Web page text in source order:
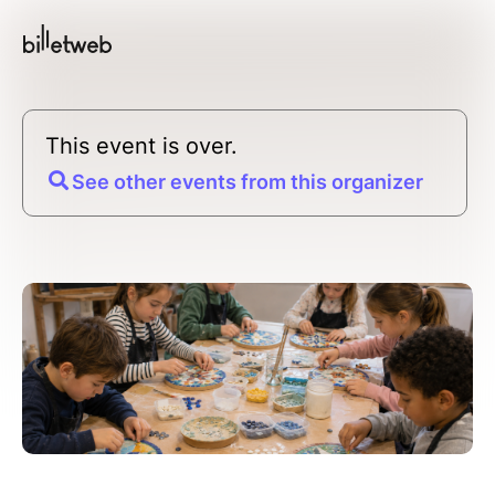
This event is over.
See other events from this organizer